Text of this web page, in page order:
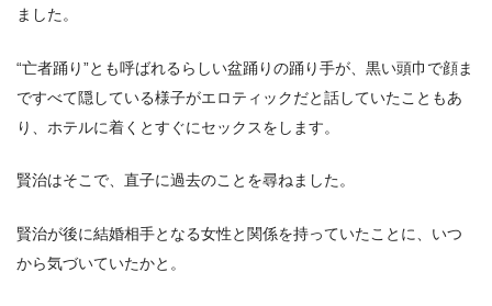
ました。
“亡者踊り”とも呼ばれるらしい盆踊りの踊り手が、黒い頭巾で顔ま
ですべて隠している様子がエロティックだと話していたこともあ
り、ホテルに着くとすぐにセックスをします。
賢治はそこで、直子に過去のことを尋ねました。
賢治が後に結婚相手となる女性と関係を持っていたことに、いつ
から気づいていたかと。